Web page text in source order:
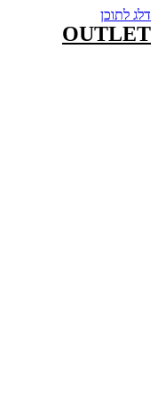
דלג לתוכן
OUTLET